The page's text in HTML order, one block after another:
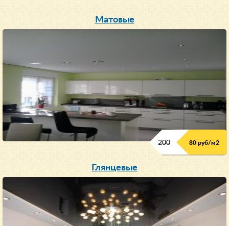
Матовые
200 80 руб/м2
Глянцевые